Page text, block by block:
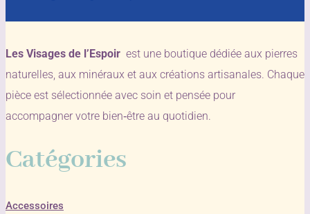
Les Visages de l’Espoir est une boutique dédiée aux pierres
naturelles, aux minéraux et aux créations artisanales. Chaque
pièce est sélectionnée avec soin et pensée pour
accompagner votre bien‑être au quotidien.
Catégories
Accessoires